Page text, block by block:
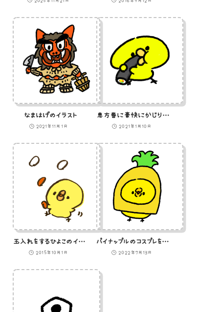
なまはげのイラスト
2021年11月1日
恵方巻に豪快にかじりつくひよこのイラスト
2021年1月10日
玉入れをするひよこのイラスト
2015年10月1日
パイナップルのコスプレをしているひよこのイラスト
2022年7月13日